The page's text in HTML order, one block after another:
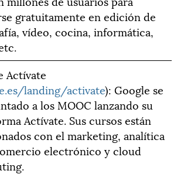
gratuitamente en edición de
vídeo, cocina, informática,
Actívate
landing/activate): Google se
a los MOOC lanzando su
Actívate. Sus cursos están
con el marketing, analítica
electrónico y cloud